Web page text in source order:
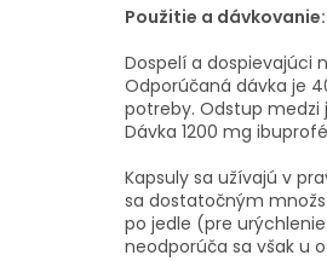
Použitie a dávkovanie:
Dospelí a dospievajúci
Odporúčaná dávka je
potreby. Odstup
Dávka 1200 mg
Kapsuly sa užívajú v
sa dostatočným
po jedle (pre
neodporúča sa však u